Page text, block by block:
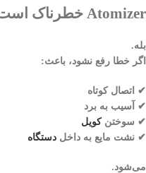
Atomizer خطرناک است؟
بله.
اگر خطا رفع نشود، باعث:
✔ اتصال کوتاه
✔ آسیب به برد
✔ سوختنکویل
✔ نشت مایع به داخل دستگاه
می‌شود.